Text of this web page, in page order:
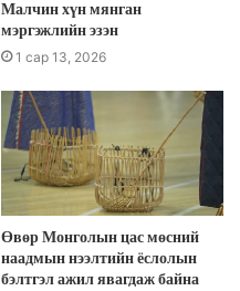
Малчин хүн мянган
мэргэжлийн эзэн
1 сар 13, 2026
Өвөр Монголын цас мөсний
наадмын нээлтийн ёслолын
бэлтгэл ажил явагдаж байна